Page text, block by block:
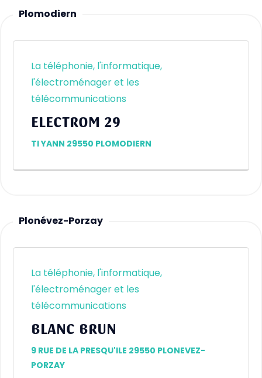
Plomodiern
La téléphonie, l'informatique,
l'électroménager et les
télécommunications
ELECTROM 29
TI YANN 29550 PLOMODIERN
Plonévez-Porzay
La téléphonie, l'informatique,
l'électroménager et les
télécommunications
BLANC BRUN
9 RUE DE LA PRESQU'ILE 29550 PLONEVEZ-
PORZAY